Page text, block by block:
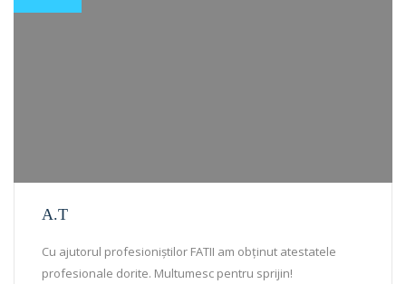
A.T
Cu ajutorul profesioniștilor FATII am obținut atestatele
profesionale dorite. Multumesc pentru sprijin!